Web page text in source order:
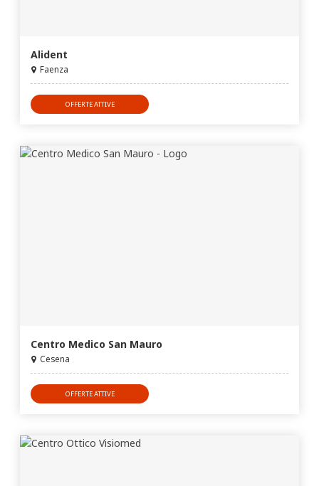
Alident
Faenza
OFFERTE ATTIVE
Centro Medico San Mauro
Cesena
OFFERTE ATTIVE